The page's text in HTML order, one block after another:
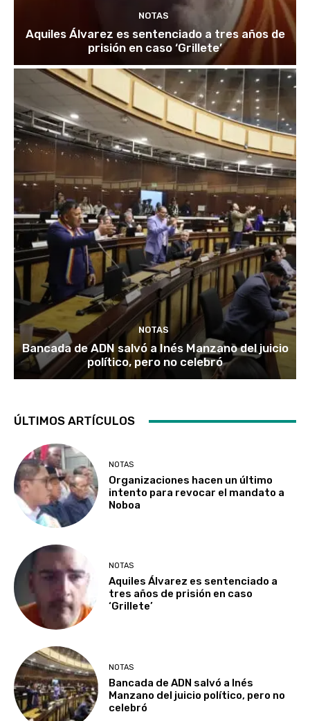
NOTAS
Aquiles Álvarez es sentenciado a tres años de
prisión en caso ‘Grillete’
NOTAS
Bancada de ADN salvó a Inés Manzano del juicio
político, pero no celebró
ÚLTIMOS ARTÍCULOS
NOTAS
Organizaciones hacen un último
intento para revocar el mandato a
Noboa
NOTAS
Aquiles Álvarez es sentenciado a
tres años de prisión en caso
‘Grillete’
NOTAS
Bancada de ADN salvó a Inés
Manzano del juicio político, pero no
celebró